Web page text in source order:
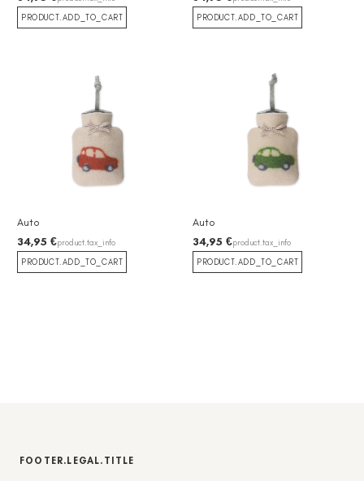
PRODUCT.ADD_TO_CART
PRODUCT.ADD_TO_CART
Auto
34,95 €product.tax_info
PRODUCT.ADD_TO_CART
Auto
34,95 €product.tax_info
PRODUCT.ADD_TO_CART
FOOTER.LEGAL.TITLE